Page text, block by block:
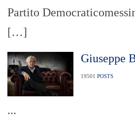
Partito
[…]
Giuseppe
19501 POSTS
...